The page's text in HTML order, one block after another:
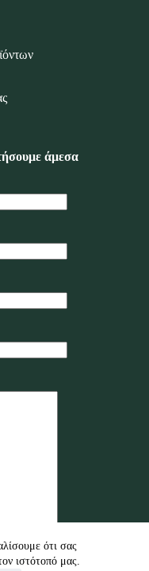
ότι σας
ιστότοπό μας.
άμεσα